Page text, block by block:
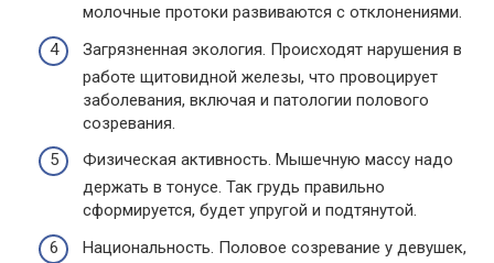
молочные протоки развиваются с отклонениями.
Загрязненная экология. Происходят нарушения в
работе щитовидной железы, что провоцирует
заболевания, включая и патологии полового
созревания.
Физическая активность. Мышечную массу надо
держать в тонусе. Так грудь правильно
сформируется, будет упругой и подтянутой.
Национальность. Половое созревание у девушек,